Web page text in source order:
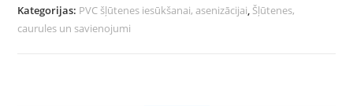
Kategorijas: PVC šļūtenes iesūkšanai, asenizācijai, Šļūtenes,
caurules un savienojumi